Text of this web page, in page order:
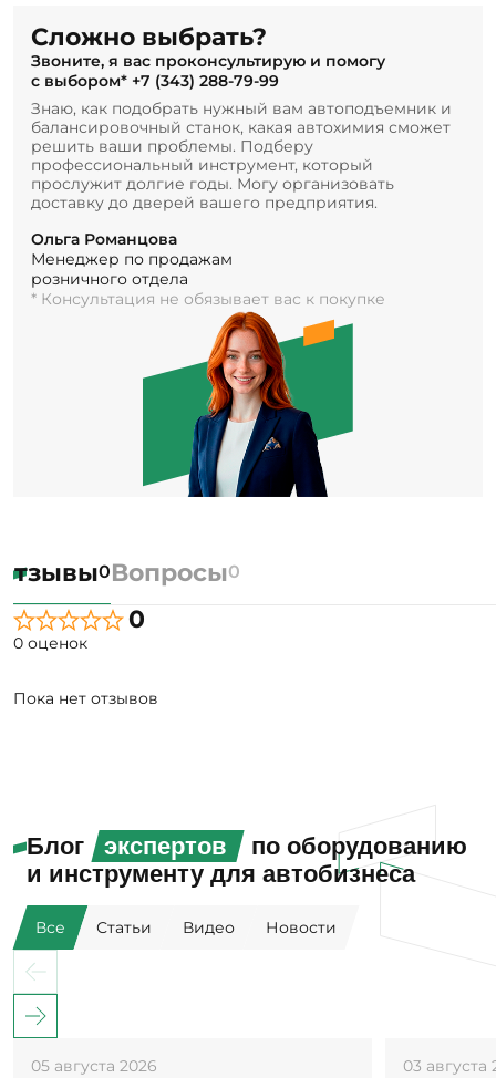
Сложно выбрать?
Звоните, я вас проконсультирую и помогу
с выбором* +7 (343) 288-79-99
Знаю, как подобрать нужный вам автоподъемник и
балансировочный станок, какая автохимия сможет
решить ваши проблемы. Подберу
профессиональный инструмент, который
прослужит долгие годы. Могу организовать
доставку до дверей вашего предприятия.
Ольга Романцова
Менеджер по продажам
розничного отдела
* Консультация не обязывает вас к покупке
0Вопросы0
0
0 оценок
Пока нет отзывов
Блог экспертов
по оборудованию
и инструменту для автобизнеса
Все Статьи Видео Новости
05 августа 2026 03 августа